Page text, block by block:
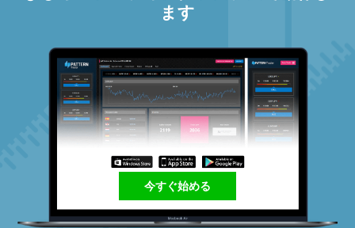
ます
今すぐ始める